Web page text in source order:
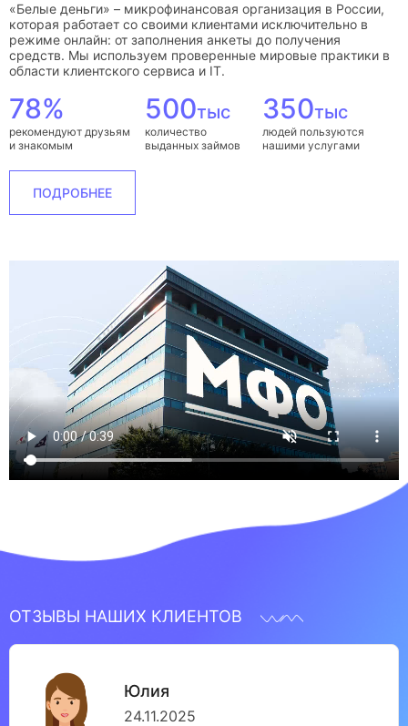
«Белые деньги» – микрофинансовая организация в России,
которая работает со своими клиентами исключительно в
режиме онлайн: от заполнения анкеты до получения
средств. Мы используем проверенные мировые практики в
области клиентского сервиса и IT.
78%
рекомендуют друзьям
и знакомым
500тыс
количество
выданных займов
350тыс
людей пользуются
нашими услугами
ПОДРОБНЕЕ
ОТЗЫВЫ НАШИХ КЛИЕНТОВ
Юлия
24.11.2025